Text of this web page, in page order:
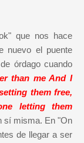
que nos hace
nuevo el puente
órdago cuando
than me And I
them free,
letting them
sí misma. En "On
de llegar a ser